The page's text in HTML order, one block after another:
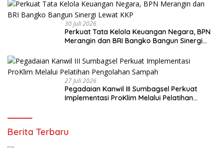
30 Juli 2026
Perkuat Tata Kelola Keuangan Negara, BPN
Merangin dan BRI Bangko Bangun Sinergi
27 Juli 2026
Pegadaian Kanwil III Sumbagsel Perkuat
Implementasi ProKlim Melalui Pelatihan
Berita Terbaru